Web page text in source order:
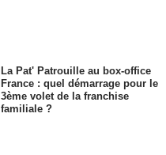
La Pat' Patrouille au box-office
France : quel démarrage pour le
3ème volet de la franchise
familiale ?